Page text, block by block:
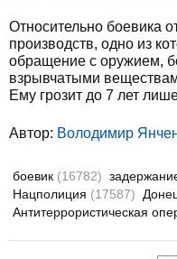
Относительно боевика
производств, одно из
обращение с оружием,
взрывчатыми
Ему грозит до 7 лет
Автор: Володимир
боевик (16782)
Нацполиция (17587)
Антитеррористическая